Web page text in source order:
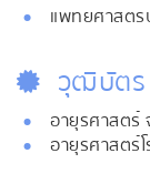
แพทยศาสต
วุฒิบัตร
อายุรศาสต
อายุรศาสตร์